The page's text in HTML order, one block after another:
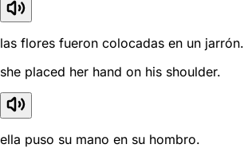
las flores fueron colocadas en un jarrón.
she placed her hand on his shoulder.
ella puso su mano en su hombro.